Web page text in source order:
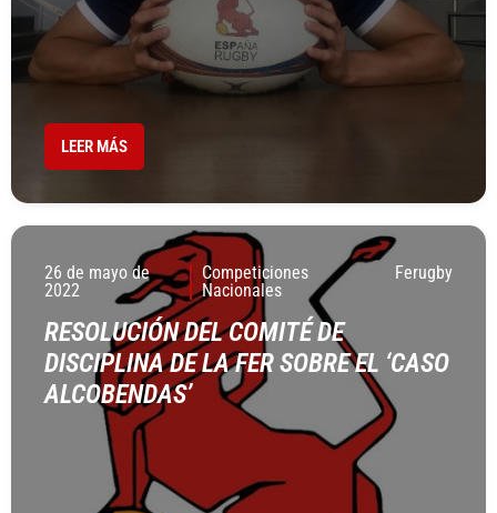
LEER MÁS
26 de mayo de
2022
Competiciones
Nacionales
Ferugby
RESOLUCIÓN DEL COMITÉ DE
DISCIPLINA DE LA FER SOBRE EL ‘CASO
ALCOBENDAS’